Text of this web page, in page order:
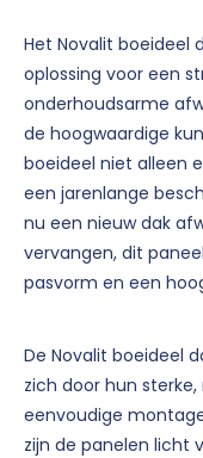
Het Novalit boeideel
oplossing voor een
onderhoudsarme
de hoogwaardige
boeideel niet alleen
een jarenlange
nu een nieuw dak
vervangen, dit
pasvorm en een
De Novalit boeideel
zich door hun
eenvoudige
zijn de panelen licht